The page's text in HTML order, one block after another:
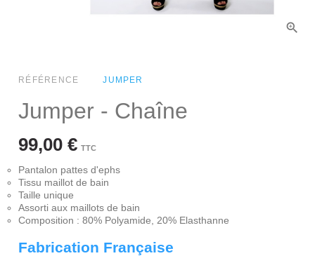
RÉFÉRENCE JUMPER
Jumper - Chaîne
99,00 € TTC
Pantalon pattes d'ephs
Tissu maillot de bain
Taille unique
Assorti aux maillots de bain
Composition : 80% Polyamide, 20% Elasthanne
Fabrication Française